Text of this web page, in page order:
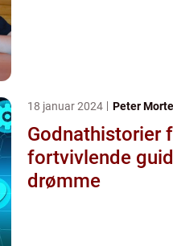
18 januar 2024 Peter
Godnathistorier
fortvivlende
drømme